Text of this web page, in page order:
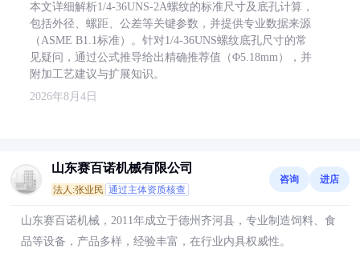
本文详细解析1/4-36UNS-2A螺纹的标准尺寸及底孔计算，
包括外径、螺距、公差等关键参数，并提供专业数据来源
（ASME B1.1标准）。针对1/4-36UNS螺纹底孔尺寸的常
见疑问，通过公式推导给出精确推荐值（Φ5.18mm），并
附加工艺建议与扩展知识。
2026年8月4日
山东赛百诺机械有限公司
法人:张业民 通过主体资质核查
咨询 进店
山东赛百诺机械，2011年成立于德州齐河县，专业制造饲料、食
品等设备，产品多样，经验丰富，在行业内具权威性。